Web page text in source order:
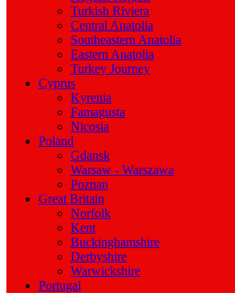
Turkish Riviera
Central Anatolia
Southeastern Anatolia
Eastern Anatolia
Turkey Journey
Cyprus
Kyrenia
Famagusta
Nicosia
Poland
Gdansk
Warsaw - Warszawa
Poznan
Great Britain
Norfolk
Kent
Buckinghamshire
Derbyshire
Warwickshire
Portugal